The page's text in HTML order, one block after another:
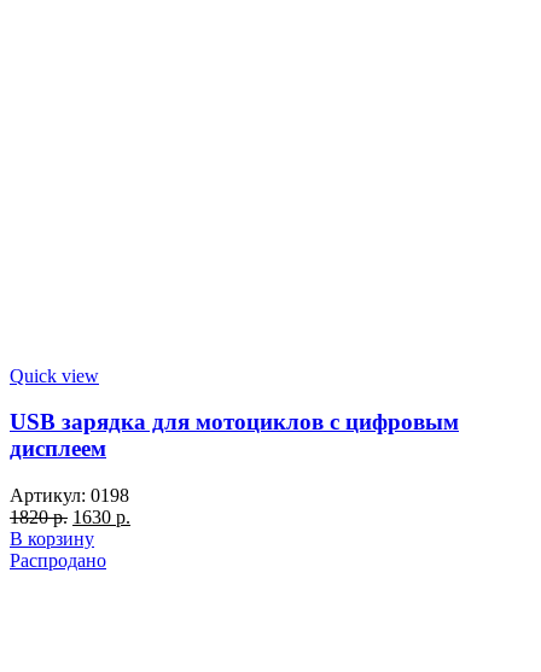
Quick view
USB зарядка для мотоциклов с цифровым
дисплеем
Артикул: 0198
1820р. Первоначальная
цена
составляла
1630 р.
В корзину
Распродано